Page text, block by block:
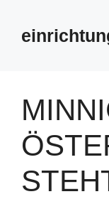
springen